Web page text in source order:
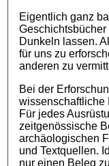
Eigentlich ganz
Dunkeln lassen.
für uns zu
anderen zu
Bei der
wissenschaftliche
Für jedes
zeitgenössische
archäologischen
und Textquellen.
nur einen Beleg